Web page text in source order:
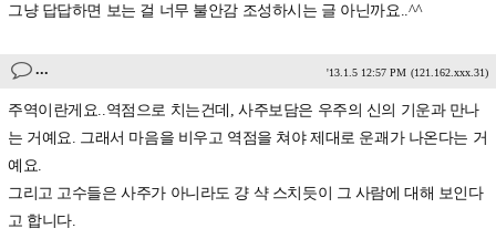
그냥 답답하면 보는 걸 너무 불안감 조성하시는 글 아닌까요..^^
... '13.1.5 12:57 PM (121.162.xxx.31)
주역이란게요..역점으로 치는건데, 사주보담은 우주의 신의 기운과 만나
는 거예요. 그래서 마음을 비우고 역점을 쳐야 제대로 운괘가 나온다는 거
예요.
그리고 고수들은 사주가 아니라도 걍 샥 스치듯이 그 사람에 대해 보인다
고 합니다.